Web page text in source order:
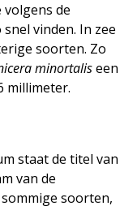
de
vinden. In zee
soorten. Zo
minortaliseen
millimeter.
staat de titel van
van de
soorten,